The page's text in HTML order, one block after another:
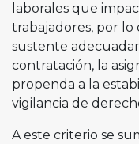
laborales que
trabajadores, por
sustente
contratación, la
propenda a la
vigilancia de
A este criterio se